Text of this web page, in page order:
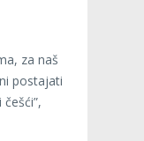
za naš
postajati